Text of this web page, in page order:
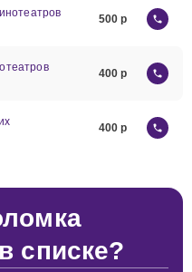
500
400
400
списке?